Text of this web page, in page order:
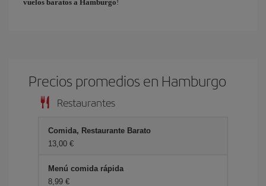
vuelos baratos a Hamburgo!
Precios promedios en Hamburgo
Restaurantes
Comida, Restaurante Barato
13,00 €
Menú comida rápida
8,99 €